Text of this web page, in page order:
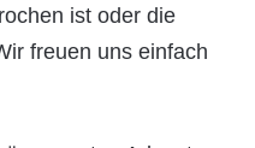
ist oder die
freuen uns einfach